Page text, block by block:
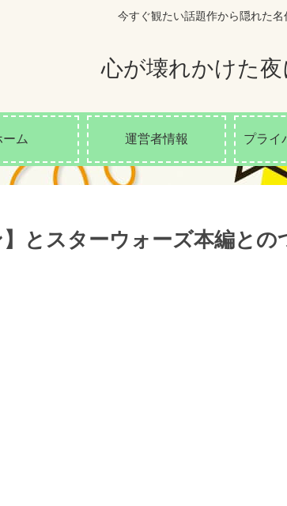
今すぐ観たい話題作から隠れた
心が壊れかけた
ーム 運営者情報 プライ
】とスターウォーズ本編と